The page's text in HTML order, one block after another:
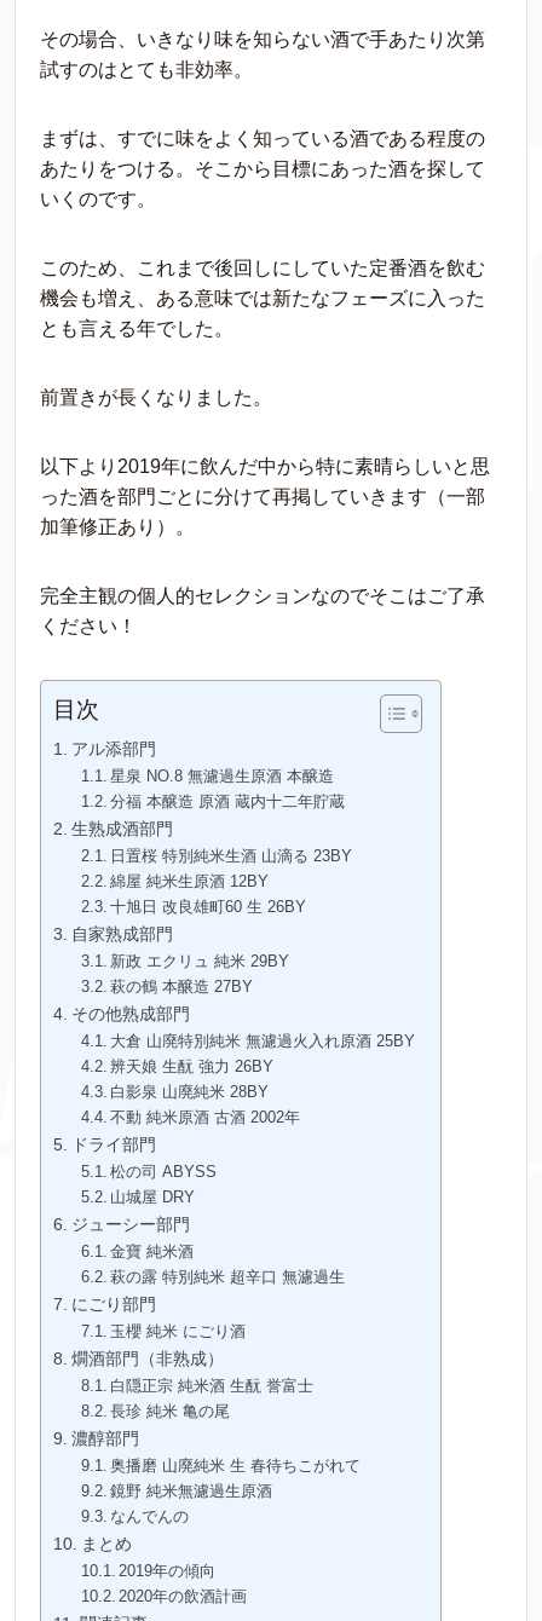
その場合、いきなり味を知らない酒で手あたり次第
試すのはとても非効率。
まずは、すでに味をよく知っている酒である程度の
あたりをつける。そこから目標にあった酒を探して
いくのです。
このため、これまで後回しにしていた定番酒を飲む
機会も増え、ある意味では新たなフェーズに入った
とも言える年でした。
前置きが長くなりました。
以下より2019年に飲んだ中から特に素晴らしいと思
った酒を部門ごとに分けて再掲していきます（一部
加筆修正あり）。
完全主観の個人的セレクションなのでそこはご了承
ください！
目次
アル添部門
星泉 NO.8 無濾過生原酒 本醸造
分福 本醸造 原酒 蔵内十二年貯蔵
生熟成酒部門
日置桜 特別純米生酒 山滴る 23BY
綿屋 純米生原酒 12BY
十旭日 改良雄町60 生 26BY
自家熟成部門
新政 エクリュ 純米 29BY
萩の鶴 本醸造 27BY
その他熟成部門
大倉 山廃特別純米 無濾過火入れ原酒 25BY
辨天娘 生酛 強力 26BY
白影泉 山廃純米 28BY
不動 純米原酒 古酒 2002年
ドライ部門
松の司 ABYSS
山城屋 DRY
ジューシー部門
金寶 純米酒
萩の露 特別純米 超辛口 無濾過生
にごり部門
玉櫻 純米 にごり酒
燗酒部門（非熟成）
白隠正宗 純米酒 生酛 誉富士
長珍 純米 亀の尾
濃醇部門
奥播磨 山廃純米 生 春待ちこがれて
鏡野 純米無濾過生原酒
なんでんの
まとめ
2019年の傾向
2020年の飲酒計画